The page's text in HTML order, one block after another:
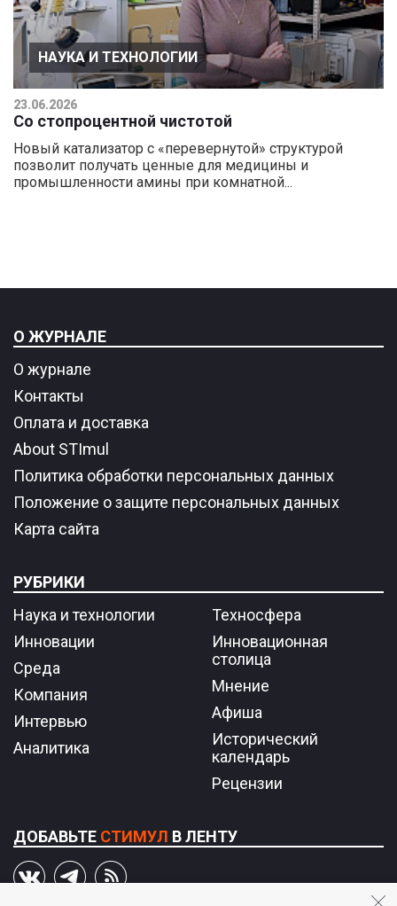
НАУКА И ТЕХНОЛОГИИ
23.06.2026
Со стопроцентной чистотой
Новый катализатор с «перевернутой» структурой
позволит получать ценные для медицины и
промышленности амины при комнатной...
О ЖУРНАЛЕ
О журнале
Контакты
Оплата и доставка
About STImul
Политика обработки персональных данных
Положение о защите персональных данных
Карта сайта
РУБРИКИ
Наука и технологии
Инновации
Среда
Компания
Интервью
Аналитика
Техносфера
Инновационная
столица
Мнение
Афиша
Исторический
календарь
Рецензии
ДОБАВЬТЕ СТИМУЛ В ЛЕНТУ